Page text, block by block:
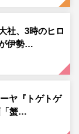
の作品を多く
新潮文庫より
婚活ラブコメ
ドラマ初主演
ロナをきっか
社、3時のヒロ
伊勢…
ヤ『トゲトゲ
「蟹…